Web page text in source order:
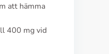
att hämma
400 mg vid